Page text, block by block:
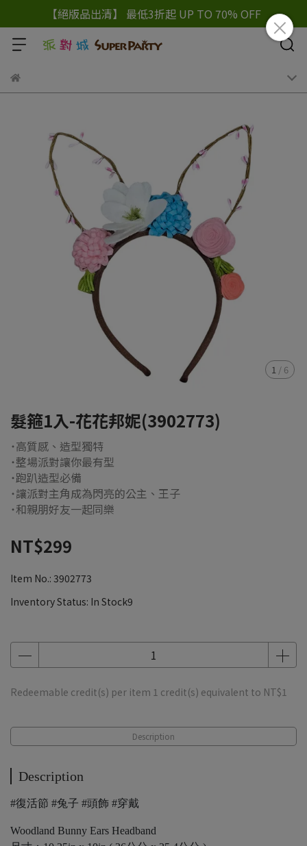
【絕版品出清】 最低3折起 UP TO 70% OFF
1 / 6
髮箍1入-花花邦妮(3902773)
˙高質感、造型獨特
˙整場派對讓你最有型
˙跑趴造型必備
˙讓派對主角成為閃亮的公主、王子
˙和親朋好友一起同樂
NT$299
Item No.: 3902773
Inventory Status: In Stock9
Redeemable credit(s) per item 1 credit(s) equivalent to NT$1
Description
Description
#復活節 #兔子 #頭飾 #穿戴
Woodland Bunny Ears Headband